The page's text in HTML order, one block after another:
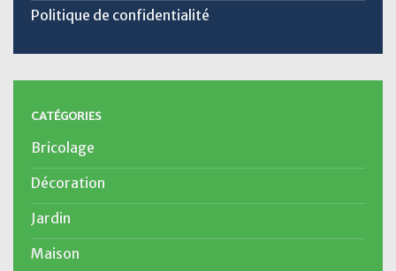
Politique de confidentialité
CATÉGORIES
Bricolage
Décoration
Jardin
Maison